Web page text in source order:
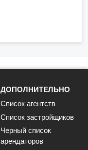
ДОПОЛНИТЕЛЬНО
Список агентств
Список застройщиков
Черный список
арендаторов